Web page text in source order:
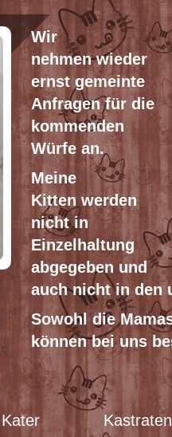
Wir
nehmenwieder
ernst gemeinte
Anfragen für die
kommenden
Würfe an.
Meine
Kitten werden
nicht in
Einzelhaltung
abgegeben und
auch nicht in den
Sowohl die
können bei uns
Kater Kastraten